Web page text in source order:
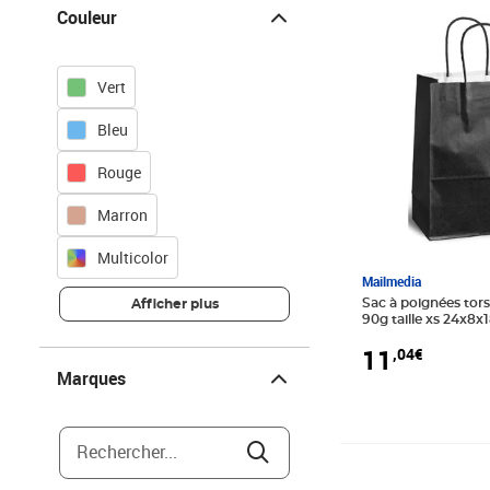
Couleur
Vert
Bleu
Rouge
Marron
Multicolor
Afficher plus
Marques
Rechercher...
Mailmedia
Sac à poignées
90g taille xs
11 ,04€
Prix 11,04€